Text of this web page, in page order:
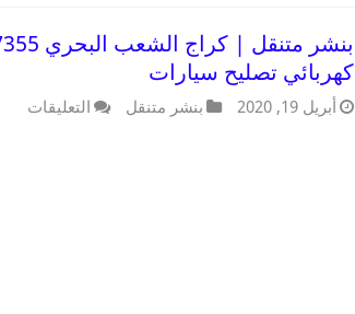
كهربائي تصليح سيارات
أبريل 19, 2020 بنشر متنقل التعليقات